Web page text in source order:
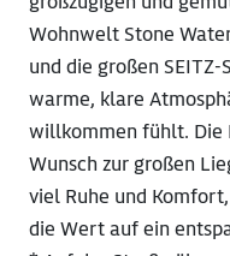
Wohnwelt Stone
und die großen
warme, klare
willkommen fühlt. Die
Wunsch zur großen
viel Ruhe und
die Wert auf ein